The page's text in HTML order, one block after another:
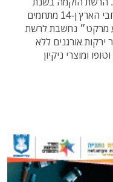
2002, מונה תשעה סניפים עצמאיים ברחבי הארץ ן-14 מתחמים
מרקט״ נחשבת לרשת
ירקות אורגנים ללא
ומוצרי ניקיון